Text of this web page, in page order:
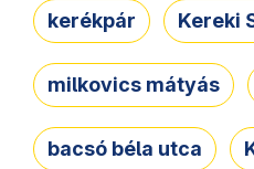
kerékpár Kereki
milkovics mátyás
bacsó béla utca